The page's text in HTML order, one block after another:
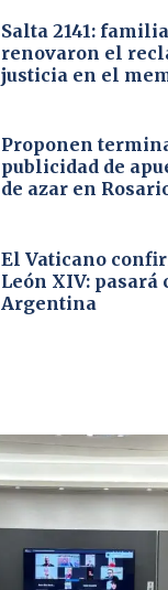
Salta 2141:
renovaron el
justicia en el
Proponen
publicidad de
de azar en
El Vaticano
León XIV: pasará
Argentina